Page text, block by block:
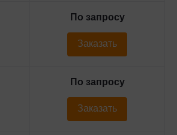
По запросу
Заказать
По запросу
Заказать